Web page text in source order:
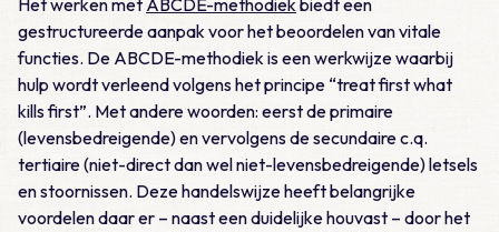
Het werken met ABCDE-methodiekbiedt een
gestructureerde aanpak voor het beoordelen van vitale
functies. De ABCDE-methodiek is een werkwijze waarbij
hulp wordt verleend volgens het principe “treat first what
kills first”. Met andere woorden: eerst de primaire
(levensbedreigende) en vervolgens de secundaire c.q.
tertiaire (niet-direct dan wel niet-levensbedreigende) letsels
en stoornissen. Deze handelswijze heeft belangrijke
voordelen daar er – naast een duidelijke houvast – door het